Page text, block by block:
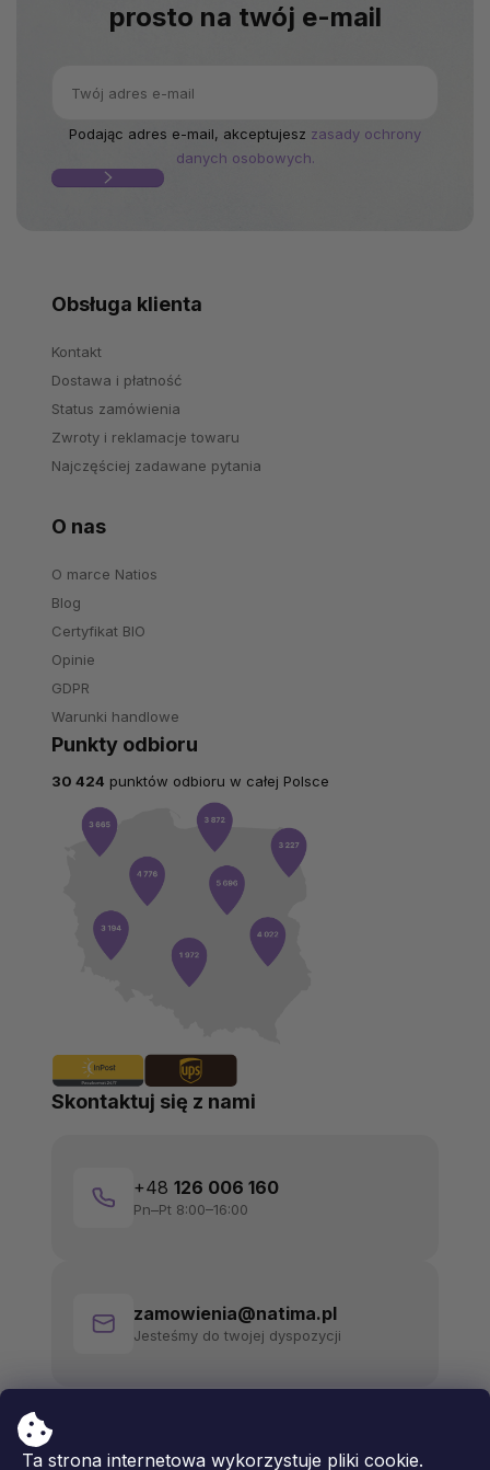
Ta strona internetowa wykorzystuje pliki cookie.
prosto na twój e-mail
Podając adres e-mail, akceptujesz zasady ochrony
danych osobowych.
Obsługa klienta
Kontakt
Dostawa i płatność
Status zamówienia
Zwroty i reklamacje towaru
Najczęściej zadawane pytania
O nas
O marce Natios
Blog
Certyfikat BIO
Opinie
GDPR
Warunki handlowe
Skontaktuj się z nami
+48 126 006 160
Pn–Pt 8:00–16:00
zamowienia@natima.pl
Jesteśmy do twojej dyspozycji
Punkty odbioru
30 424 punktów odbioru w całej Polsce